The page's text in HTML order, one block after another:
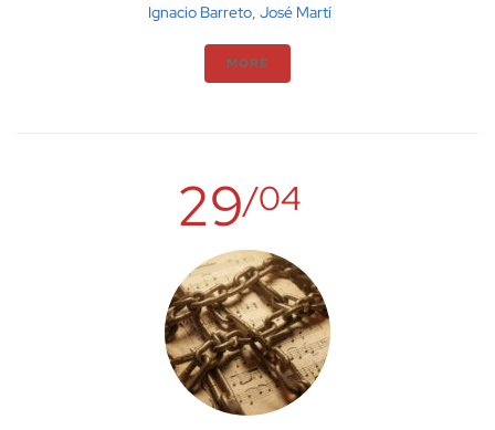
Ignacio Barreto, José Martí
MORE
29/04